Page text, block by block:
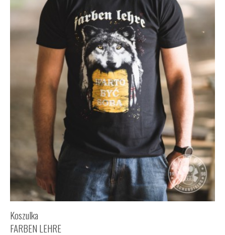
Koszulka
FARBEN LEHRE